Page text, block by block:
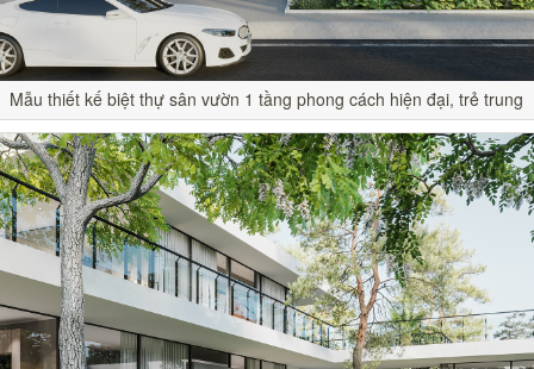
Mẫu thiết kế biệt thự sân vườn 1 tầng phong cách hiện đại, trẻ trung